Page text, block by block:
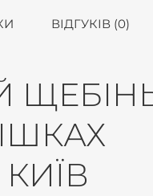
ВІДГУКІВ (0)